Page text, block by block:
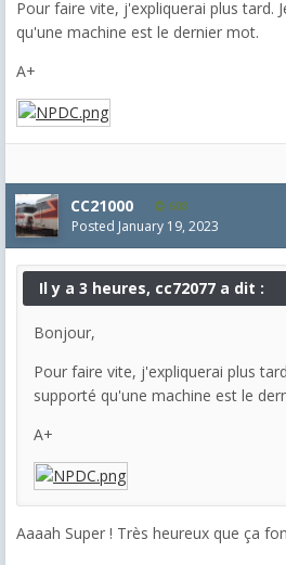
Pour faire vite, j'expliquerai plus tard.
qu'une machine est le dernier mot.
A+
CC21000 608
Posted January 19, 2023
Il y a 3 heures, cc72077 a dit :
Bonjour,
Pour faire vite, j'expliquerai plus
supporté qu'une machine est le
A+
Aaaah Super ! Très heureux que ça